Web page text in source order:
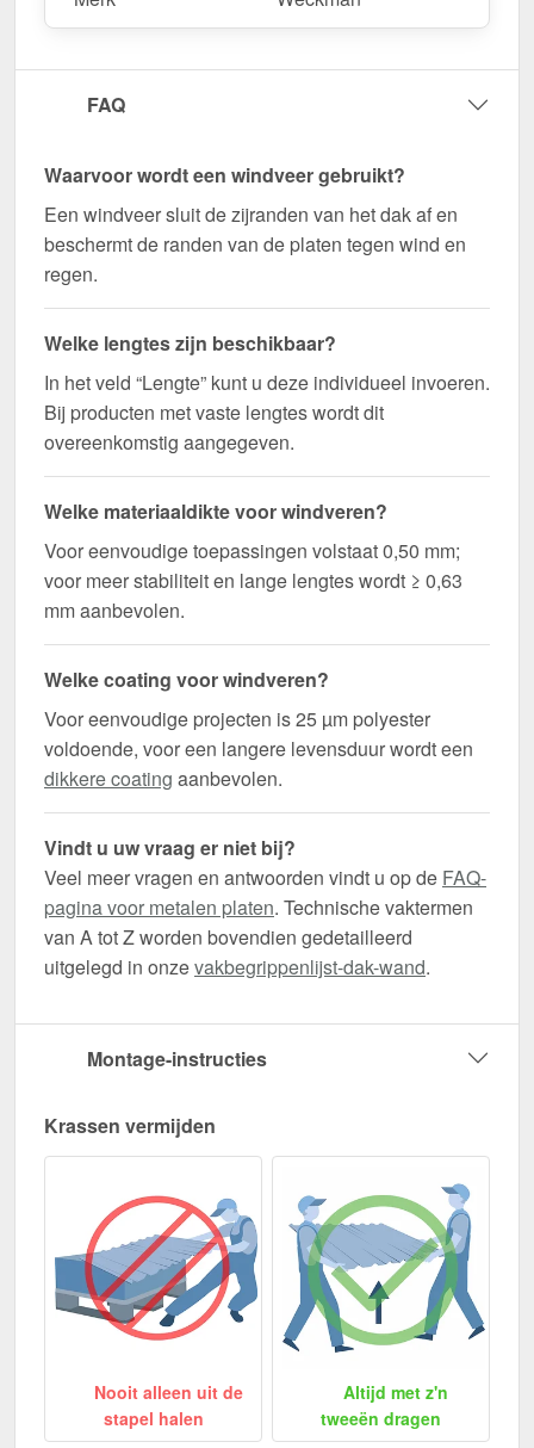
Duurzaam, weerbestendig, op maat gemaakt - bestel
Wegens maatwerk / customisatie van herroepingsrecht uitgezonderd
FAQ
Waarvoor wordt een windveer gebruikt?
Een windveer sluit de zijranden van het dak af en
beschermt de randen van de platen tegen wind en
regen.
Welke lengtes zijn beschikbaar?
In het veld “Lengte” kunt u deze individueel invoeren.
Bij producten met vaste lengtes wordt dit
overeenkomstig aangegeven.
Welke materiaaldikte voor windveren?
Voor eenvoudige toepassingen volstaat 0,50 mm;
voor meer stabiliteit en lange lengtes wordt ≥ 0,63
mm aanbevolen.
Welke coating voor windveren?
Voor eenvoudige projecten is 25 µm polyester
voldoende, voor een langere levensduur wordt een
dikkere coating aanbevolen.
Vindt u uw vraag er niet bij?
Veel meer vragen en antwoorden vindt u op de FAQ-
pagina voor metalen platen. Technische vaktermen
van A tot Z worden bovendien gedetailleerd
uitgelegd in onzevakbegrippenlijst-dak-wand.
Montage-instructies
Krassen vermijden
Nooit alleen uit de
stapel halen
Altijd met z'n
tweeën dragen